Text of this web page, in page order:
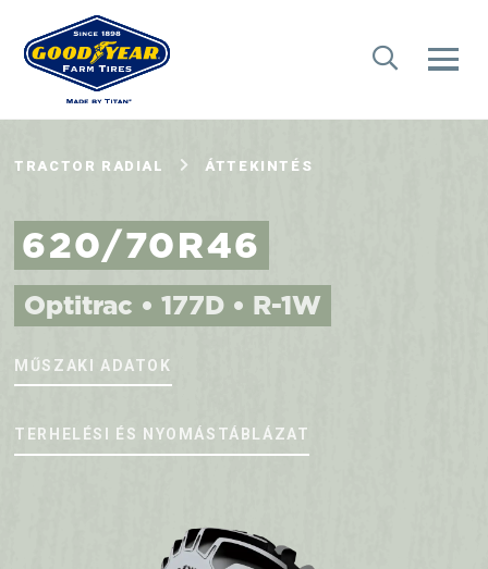
TRACTOR RADIAL ÁTTEKINTÉS
620/70R46
Optitrac • 177D • R-1W
MŰSZAKI ADATOK
TERHELÉSI ÉS NYOMÁSTÁBLÁZAT